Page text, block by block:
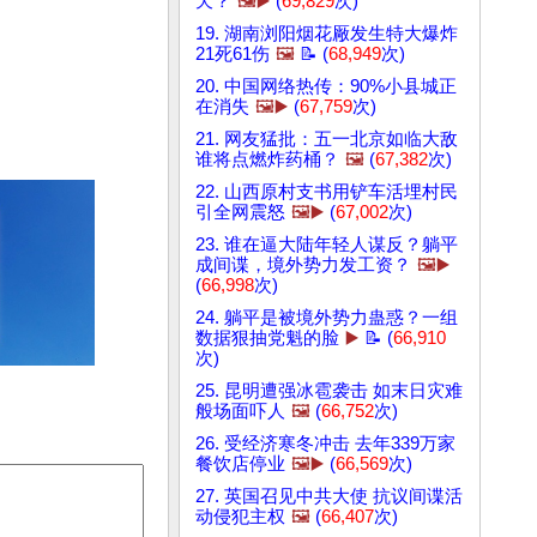
19. 湖南浏阳烟花厰发生特大爆炸
21死61伤 🖼️ 📝 (68,949次)
20. 中国网络热传：90%小县城正
在消失 🖼️▶️ (67,759次)
21. 网友猛批：五一北京如临大敌
谁将点燃炸药桶？ 🖼️ (67,382次)
22. 山西原村支书用铲车活埋村民
引全网震怒 🖼️▶️ (67,002次)
23. 谁在逼大陆年轻人谋反？躺平
成间谍，境外势力发工资？ 🖼️▶️
(66,998次)
24. 躺平是被境外势力蛊惑？一组
数据狠抽党魁的脸 ▶️ 📝 (66,910
次)
25. 昆明遭强冰雹袭击 如末日灾难
般场面吓人 🖼️ (66,752次)
26. 受经济寒冬冲击 去年339万家
餐饮店停业 🖼️▶️ (66,569次)
27. 英国召见中共大使 抗议间谍活
动侵犯主权 🖼️ (66,407次)